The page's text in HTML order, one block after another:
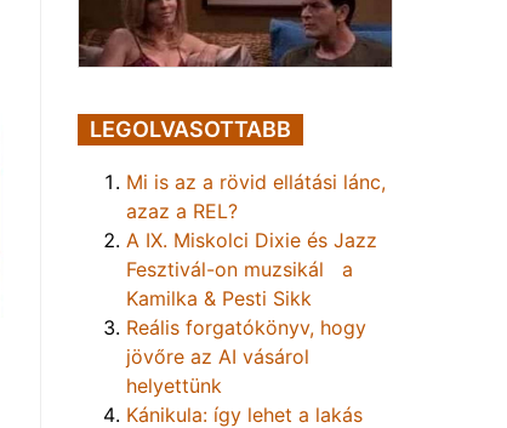
LEGOLVASOTTABB
Mi is az a rövid ellátási lánc,
azaz a REL?
A IX. Miskolci Dixie és Jazz
Fesztivál-on muzsikál a
Kamilka & Pesti Sikk
Reális forgatókönyv, hogy
jövőre az AI vásárol
helyettünk
Kánikula: így lehet a lakás